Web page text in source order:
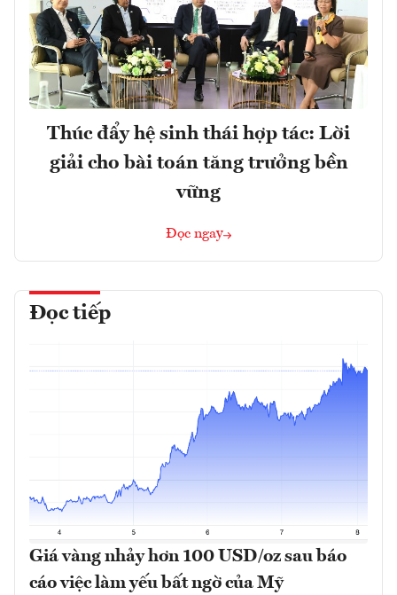
Thúc đẩy hệ sinh thái hợp tác: Lời
giải cho bài toán tăng trưởng bền
vững
Đọc ngay
Đọc tiếp
Giá vàng nhảy hơn 100 USD/oz sau báo
cáo việc làm yếu bất ngờ của Mỹ